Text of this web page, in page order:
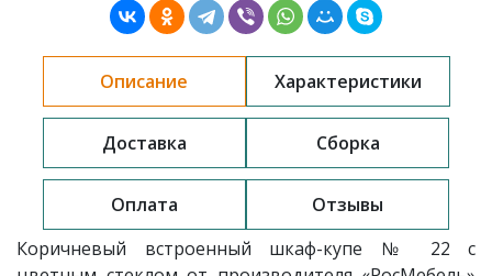
Описание Характеристики
Доставка Сборка
Оплата
Отзывы
Коричневый встроенный шкаф-купе № 22 с